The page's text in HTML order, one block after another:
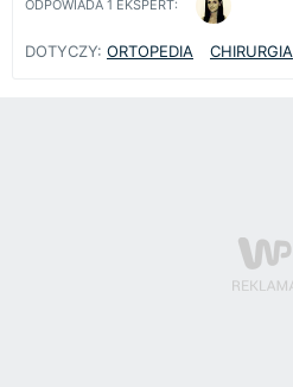
ODPOWIADA 1 EKSPERT:
DOTYCZY: ORTOPEDIA CHIRURGIA